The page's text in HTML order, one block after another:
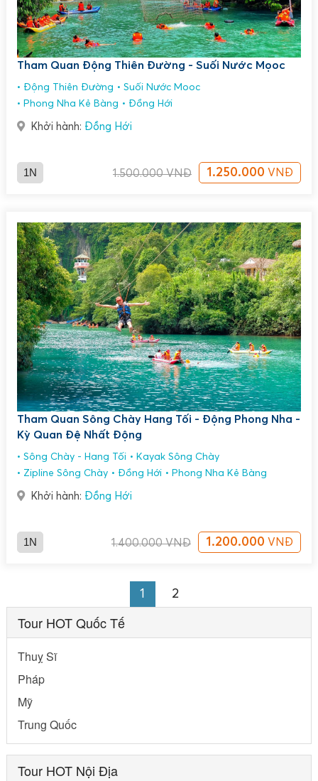
Tour HOT Quốc Tế
Thuỵ Sĩ
Pháp
Mỹ
Trung Quốc
Tour HOT Nội Địa
Tham Quan Động Thiên Đường - Suối Nước Mọoc
Động Thiên Đường
Suối Nước Mooc
Phong Nha Kẻ Bàng
Đồng Hới
Khởi hành: Đồng Hới
1N 1.500.000VNĐ 1.250.000 VNĐ
Tham Quan Sông Chày Hang Tối - Động Phong Nha -
Kỳ Quan Đệ Nhất Động
Sông Chày - Hang Tối
Kayak Sông Chày
Zipline Sông Chày
Đồng Hới Phong Nha Kẻ Bàng
Khởi hành: Đồng Hới
1N 1.400.000VNĐ 1.200.000 VNĐ
1 2